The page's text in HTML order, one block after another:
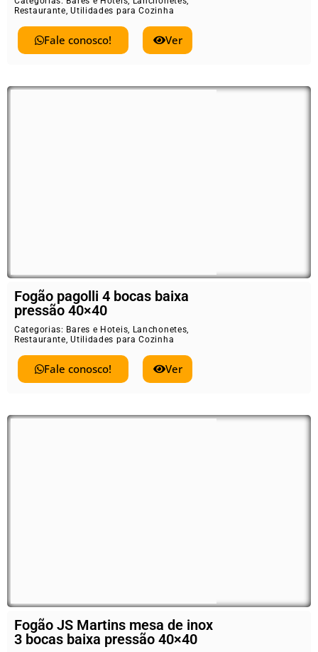
Restaurante,Utilidades para Cozinha
Fale conosco! Ver
Fogão pagolli 4 bocas baixa
pressão 40×40
Categorias: Bares e Hoteis, Lanchonetes,
Restaurante,Utilidades para Cozinha
Fale conosco! Ver
Fogão JS Martins mesa de inox
3 bocas baixa pressão 40×40